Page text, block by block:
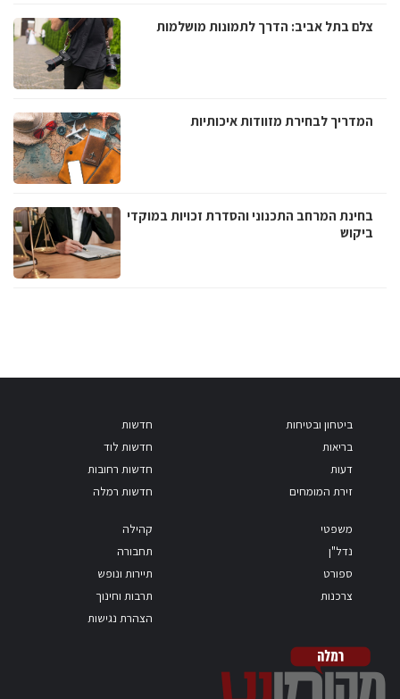
צלם בתל אביב: הדרך לתמונות מושלמות
המדריך לבחירת מזוודות איכותיות
בחינת המרחב התכנוני והסדרת זכויות במוקדי
ביקוש
ביטחון ובטיחות
בריאות
דעות
זירת המומחים
חדשות
חדשות לוד
חדשות רחובות
חדשות רמלה
משפטי
נדל"ן
ספורט
צרכנות
קהילה
תחבורה
תיירות ונופש
תרבות וחינוך
הצהרת נגישות